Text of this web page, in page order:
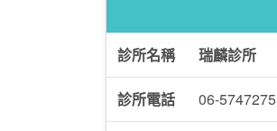
診所名稱 瑞麟診所
診所電話 06-5747275